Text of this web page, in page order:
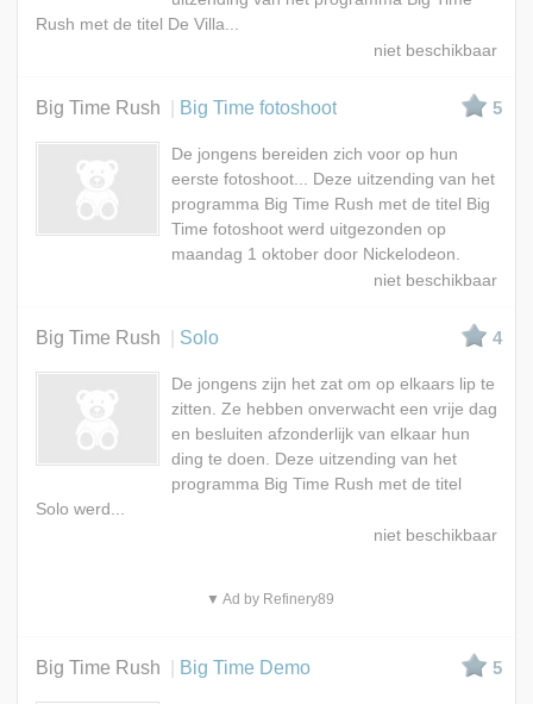
Rush met de titel De Villa...
Big Time Rush Big Time fotoshoot 5
De jongens bereiden zich voor op hun
eerste fotoshoot... Deze uitzending van het
programma Big Time Rush met de titel Big
Time fotoshoot werd uitgezonden op
maandag 1 oktober door Nickelodeon.
Big Time Rush Solo 4
De jongens zijn het zat om op elkaars lip te
zitten. Ze hebben onverwacht een vrije dag
en besluiten afzonderlijk van elkaar hun
ding te doen. Deze uitzending van het
programma Big Time Rush met de titel
Solo werd...
▼ Ad by Refinery89
Big Time Rush Big Time Demo 5